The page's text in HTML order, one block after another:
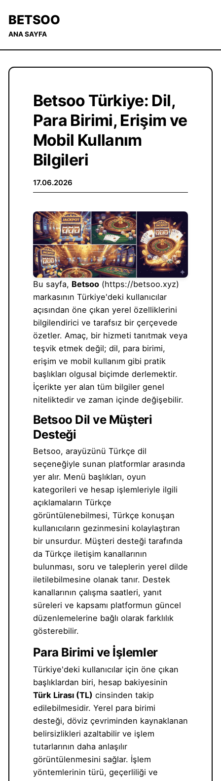
BETSOO
ANA SAYFA
Betsoo Türkiye: Dil,
Para Birimi, Erişim ve
Mobil Kullanım
Bilgileri
17.06.2026
Bu sayfa, Betsoo(https://betsoo.xyz)
markasının Türkiye'deki kullanıcılar
açısından öne çıkan yerel özelliklerini
bilgilendirici ve tarafsız bir çerçevede
özetler. Amaç, bir hizmeti tanıtmak veya
teşvik etmek değil; dil, para birimi,
erişim ve mobil kullanım gibi pratik
başlıkları olgusal biçimde derlemektir.
İçerikte yer alan tüm bilgiler genel
niteliktedir ve zaman içinde değişebilir.
Betsoo Dil ve Müşteri
Desteği
Betsoo, arayüzünü Türkçe dil
seçeneğiyle sunan platformlar arasında
yer alır. Menü başlıkları, oyun
kategorileri ve hesap işlemleriyle ilgili
açıklamaların Türkçe
görüntülenebilmesi, Türkçe konuşan
kullanıcıların gezinmesini kolaylaştıran
bir unsurdur. Müşteri desteği tarafında
da Türkçe iletişim kanallarının
bulunması, soru ve taleplerin yerel dilde
iletilebilmesine olanak tanır. Destek
kanallarının çalışma saatleri, yanıt
süreleri ve kapsamı platformun güncel
düzenlemelerine bağlı olarak farklılık
gösterebilir.
Para Birimi ve İşlemler
Türkiye'deki kullanıcılar için öne çıkan
başlıklardan biri, hesap bakiyesinin
Türk Lirası (TL) cinsinden takip
edilebilmesidir. Yerel para birimi
desteği, döviz çevriminden kaynaklanan
belirsizlikleri azaltabilir ve işlem
tutarlarının daha anlaşılır
görüntülenmesini sağlar. İşlem
yöntemlerinin türü, geçerliliği ve